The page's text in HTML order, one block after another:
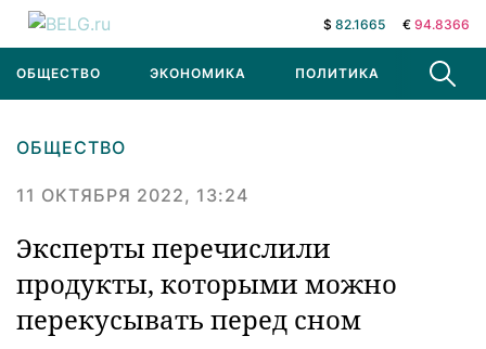
$ 82.1665 € 94.8366
ОБЩЕСТВО ЭКОНОМИКА ПОЛИТИКА В МИРЕ
ОБЩЕСТВО
11 ОКТЯБРЯ 2022, 13:24
Эксперты перечислили
продукты, которыми можно
перекусывать перед сном